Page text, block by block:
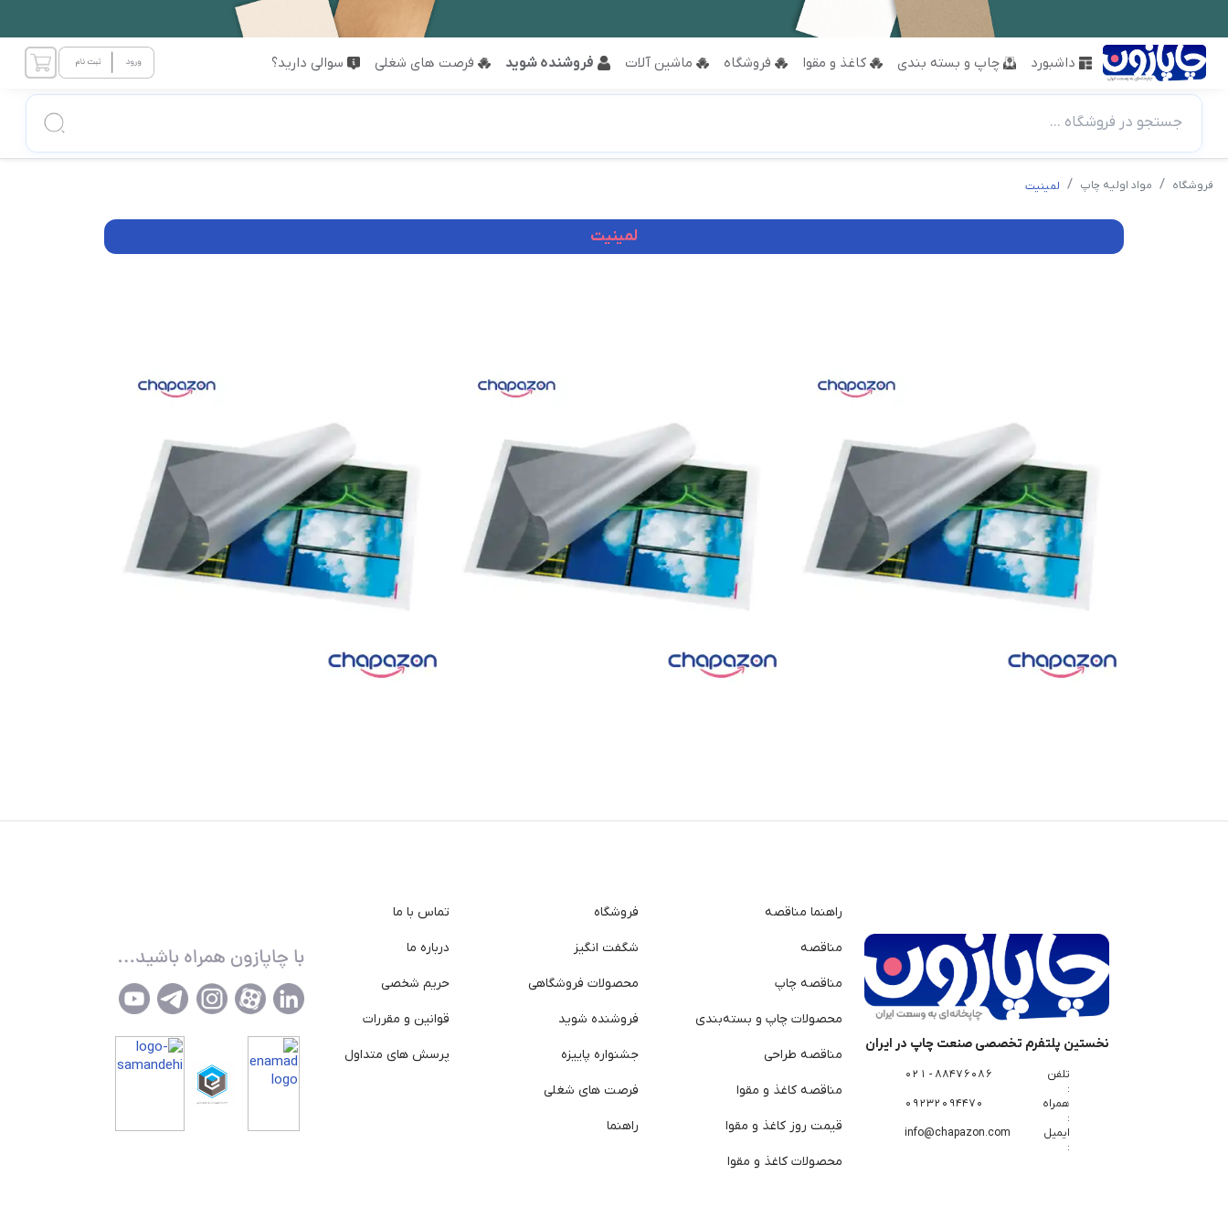
داشبورد چاپ و بسته بندی کاغذ و مقوا فروشگاه ماشین آلات فروشنده شوید فرصت های شغلی سوالی دارید؟
جستجو در فروشگاه ...
فروشگاه مواد اولیه چاپ لمینیت
لمینیت
نخستین پلتفرم تخصصی صنعت چاپ در ایران
تلفن
:
88476086 - 021
همراه
:
09232094470
ایمیل
:
info@chapazon.com
راهنما مناقصه
مناقصه
مناقصه چاپ
محصولات چاپ و بسته‌بندی
مناقصه طراحی
مناقصه کاغذ و مقوا
قیمت روز کاغذ و مقوا
محصولات کاغذ و مقوا
فروشگاه
شگفت انگیز
محصولات فروشگاهی
فروشنده شوید
جشنواره پاییزه
فرصت های شغلی
راهنما
تماس با ما
درباره ما
حریم شخصی
قوانین و مقررات
پرسش های متداول